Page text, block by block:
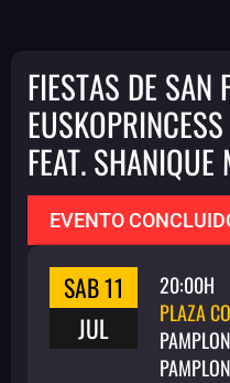
FIESTAS DE SAN
FEAT. SHANIQUE
EVENTO
SAB 11
JUL
20:00H
PLAZA